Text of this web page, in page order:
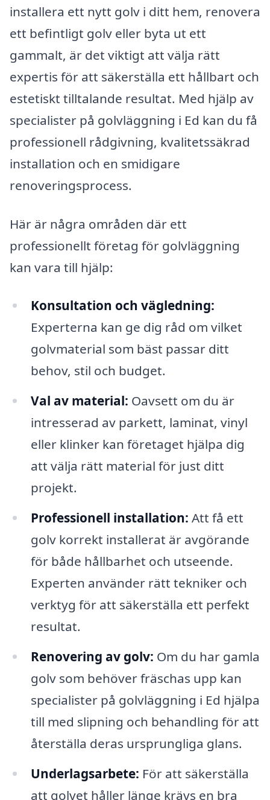
installera ett nytt golv i ditt hem, renovera
ett befintligt golv eller byta ut ett
gammalt, är det viktigt att välja rätt
expertis för att säkerställa ett hållbart och
estetiskt tilltalande resultat. Med hjälp av
specialister på golvläggning i Ed kan du få
professionell rådgivning, kvalitetssäkrad
installation och en smidigare
renoveringsprocess.
Här är några områden där ett
professionellt företag för golvläggning
kan vara till hjälp:
Konsultation och vägledning:
Experterna kan ge dig råd om vilket
golvmaterial som bäst passar ditt
behov, stil och budget.
Val av material: Oavsett om du är
intresserad av parkett, laminat, vinyl
eller klinker kan företaget hjälpa dig
att välja rätt material för just ditt
projekt.
Professionell installation: Att få ett
golv korrekt installerat är avgörande
för både hållbarhet och utseende.
Experten använder rätt tekniker och
verktyg för att säkerställa ett perfekt
resultat.
Renovering av golv: Om du har gamla
golv som behöver fräschas upp kan
specialister på golvläggning i Ed hjälpa
till med slipning och behandling för att
återställa deras ursprungliga glans.
Underlagsarbete: För att säkerställa
att golvet håller länge krävs en bra